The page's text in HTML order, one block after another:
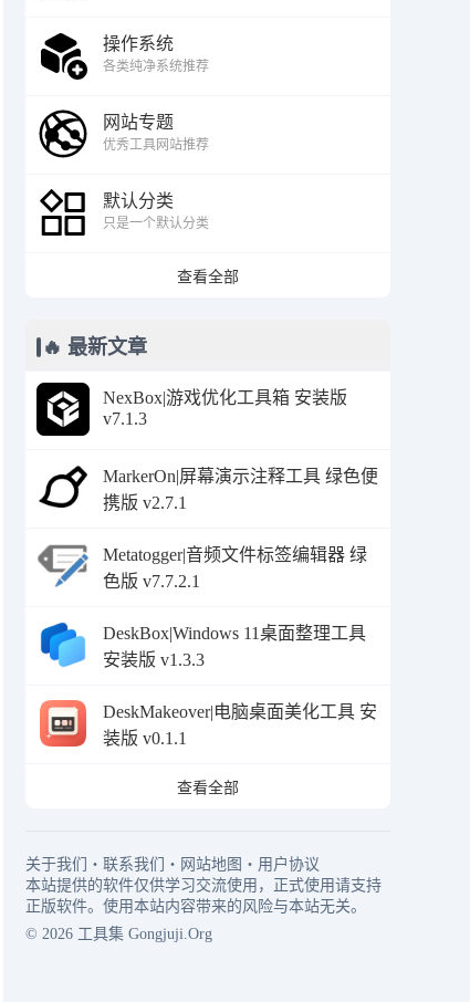
操作系统
各类纯净系统推荐
网站专题
优秀工具网站推荐
默认分类
只是一个默认分类
查看全部
🔥 最新文章
NexBox|游戏优化工具箱 安装版
v7.1.3
MarkerOn|屏幕演示注释工具 绿色便
携版 v2.7.1
Metatogger|音频文件标签编辑器 绿
色版 v7.7.2.1
DeskBox|Windows 11桌面整理工具
安装版 v1.3.3
DeskMakeover|电脑桌面美化工具 安
装版 v0.1.1
查看全部
关于我们 ・ 联系我们 ・ 网站地图 ・ 用户协议
本站提供的软件仅供学习交流使用，正式使用请支持
正版软件。使用本站内容带来的风险与本站无关。
© 2026 工具集 Gongjuji.Org